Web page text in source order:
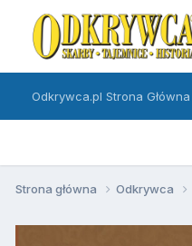
Odkrywca.pl Strona Główna
Strona główna Odkrywca